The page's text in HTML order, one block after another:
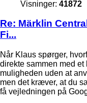
Visninger: 41872
Re: Märklin
Fi...
Når Klaus spørger,
direkte sammen med et
muligheden uden at
men det kræver, at du
få vejledningen på